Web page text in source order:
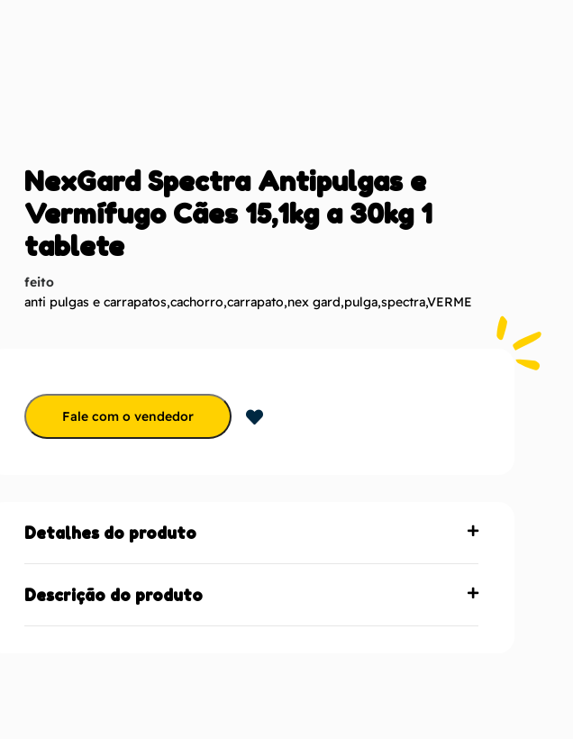
NexGard Spectra Antipulgas e
Vermífugo Cães 15,1kg a 30kg 1
tablete
feito
anti pulgas e carrapatos,cachorro,carrapato,nex gard,pulga,spectra,VERME
Fale com o vendedor
Detalhes do produto
Descrição do produto